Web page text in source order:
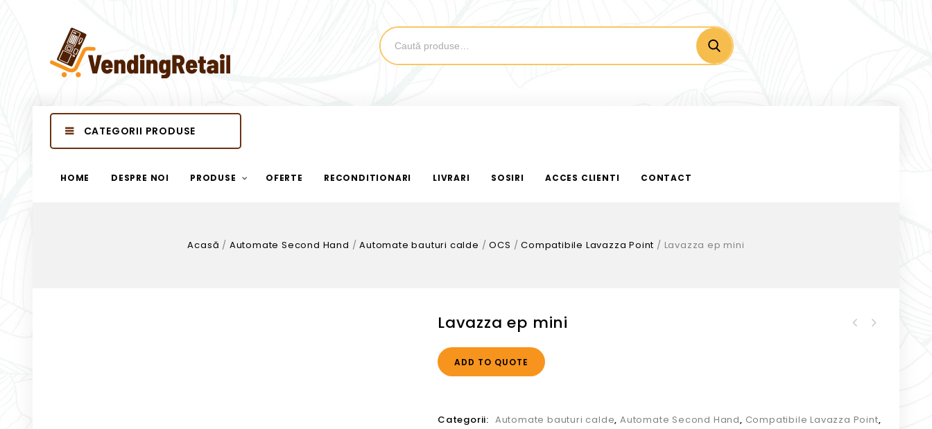
CATEGORII PRODUSE
HOME DESPRE NOI PRODUSE OFERTE RECONDITIONARI LIVRARI SOSIRI ACCES CLIENTI CONTACT
Acasă / Automate Second Hand /Automate bauturi calde /OCS /Compatibile Lavazza Point / Lavazza ep mini
Lavazza ep mini
ADD TO QUOTE
Categorii: Automate bauturi calde,Automate Second Hand, Compatibile Lavazza Point,